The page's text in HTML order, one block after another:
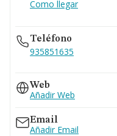
Como llegar
Teléfono
935851635
935744857
Web
Añadir Web
Email
Añadir Email